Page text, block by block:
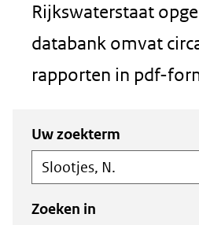
Rijkswaterstaat
databank omvat
rapporten in pdf-
Zoeken
in
de
index
Zoeken
binnen
de
index
Uw zoekterm
Zoeken in